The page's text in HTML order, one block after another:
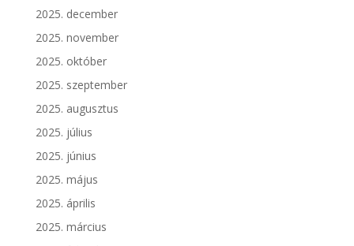
2025. december
2025. november
2025. október
2025. szeptember
2025. augusztus
2025. július
2025. június
2025. május
2025. április
2025. március